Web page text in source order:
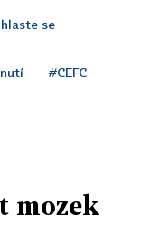
se
#CEFC
mozek